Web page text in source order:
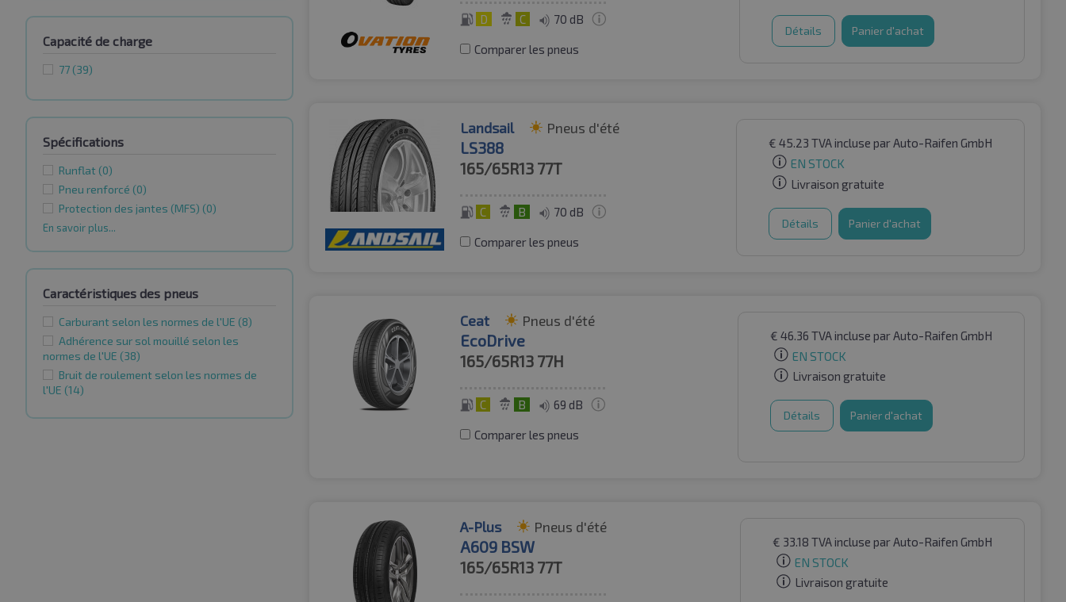
Capacité de charge
77 (39)
Spécifications
Runflat (0)
Pneu renforcé (0)
Protection des jantes (MFS) (0)
En savoir plus...
Caractéristiques des pneus
Carburant selon les normes de l'UE (8)
Adhérence sur sol mouillé selon les
normes de l'UE (38)
Bruit de roulement selon les normes de
l'UE (14)
D C 70 dB
Comparer les pneus
Détails Panier d'achat
Landsail Pneus d'été
LS388
165/65R13 77T
C B 70 dB
Comparer les pneus
€ 45.23 TVA incluse par Auto-Raifen GmbH
EN STOCK
Livraison gratuite
Détails Panier d'achat
Ceat Pneus d'été
EcoDrive
165/65R13 77H
C B 69 dB
Comparer les pneus
€ 46.36 TVA incluse par Auto-Raifen GmbH
EN STOCK
Livraison gratuite
Détails Panier d'achat
A-Plus Pneus d'été
A609 BSW
165/65R13 77T
€ 33.18 TVA incluse par Auto-Raifen GmbH
EN STOCK
Livraison gratuite